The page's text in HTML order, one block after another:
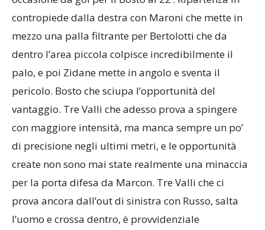
contropiede dalla destra con Maroni che mette in
mezzo una palla filtrante per Bertolotti che da
dentro l’area piccola colpisce incredibilmente il
palo, e poi Zidane mette in angolo e sventa il
pericolo. Bosto che sciupa l’opportunità del
vantaggio. Tre Valli che adesso prova a spingere
con maggiore intensità, ma manca sempre un po’
di precisione negli ultimi metri, e le opportunità
create non sono mai state realmente una minaccia
per la porta difesa da Marcon. Tre Valli che ci
prova ancora dall’out di sinistra con Russo, salta
l’uomo e crossa dentro, è provvidenziale